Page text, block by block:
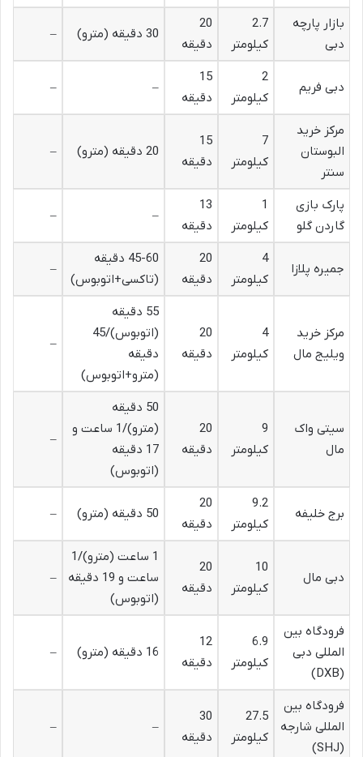
بازار پارچه
دبی
2.7
کیلومتر
20
دقیقه
30 دقیقه (مترو) –
دبی فریم
2
کیلومتر
15
دقیقه
–
–
مرکز خرید
البوستان
سنتر
7
کیلومتر
15
دقیقه
20 دقیقه (مترو) –
پارک بازی
گاردن گلو
1
کیلومتر
13
دقیقه
–
–
جمیره پلازا
4
کیلومتر
20
دقیقه
45-60 دقیقه
(تاکسی+اتوبوس)
–
مرکز خرید
ویلیج مال
4
کیلومتر
20
دقیقه
55 دقیقه
(اتوبوس)/45
دقیقه
(مترو+اتوبوس)
–
سیتی واک
مال
9
کیلومتر
20
دقیقه
50 دقیقه
(مترو)/1 ساعت و
17 دقیقه
(اتوبوس)
–
برج خلیفه
9.2
کیلومتر
20
دقیقه
50 دقیقه (مترو) –
دبی مال
10
کیلومتر
20
دقیقه
1 ساعت (مترو)/1
ساعت و 19 دقیقه
(اتوبوس)
–
فرودگاه بین
المللی دبی
(DXB)
6.9
کیلومتر
12
دقیقه
16 دقیقه (مترو) –
فرودگاه بین
المللی شارجه
(SHJ)
27.5
کیلومتر
30
دقیقه
–
–